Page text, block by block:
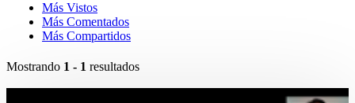
Más Vistos
Más Comentados
Más Compartidos
Mostrando 1 - 1 resultados